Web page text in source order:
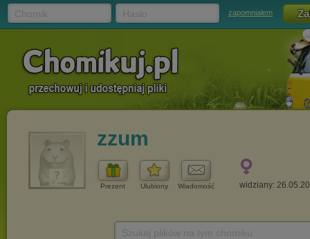
zapomniałem
zzum
Prezent Ulubiony Wiadomość widziany: